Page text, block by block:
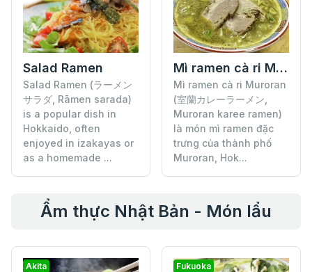
Salad Ramen
Salad Ramen (ラーメン
サラダ, Rāmen sarada)
is a popular dish in
Hokkaido, often
enjoyed in izakayas or
as a homemade ...
Mì ramen cà ri Muroran
Mì ramen cà ri Muroran
(室蘭カレーラーメン,
Muroran karee ramen)
là món mì ramen đặc
trưng của thành phố
Muroran, Hok...
Ẩm thực Nhật Bản - Món lẩu
Akita Fukuoka